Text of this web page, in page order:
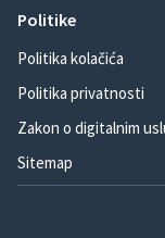
Politike
Politika kolačića
Politika privatnosti
Zakon o digitalnim
Sitemap